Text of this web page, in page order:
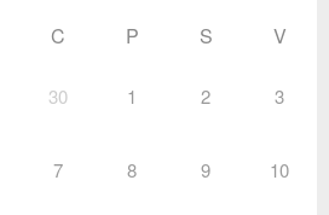
C P S V
30 1 2 3
7 8 9 10